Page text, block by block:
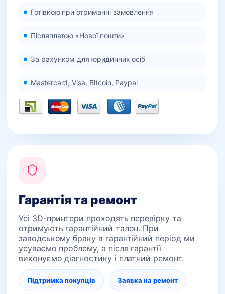
Готівкою при отриманні замовлення
Післяплатою «Нової пошти»
За рахунком для юридичних осіб
Mastercard, Visa, Bitcoin, Paypal
Гарантія та ремонт
Усі 3D-принтери проходять перевірку та
отримують гарантійний талон. При
заводському браку в гарантійний період ми
усуваємо проблему, а після гарантії
виконуємо діагностику і платний ремонт.
Підтримка покупців Заявка на ремонт